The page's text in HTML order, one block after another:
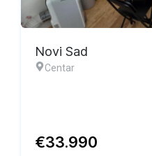
Novi Sad
Centar
€33.990